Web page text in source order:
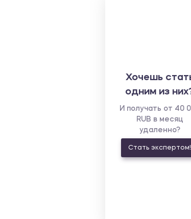
Хочешь
одним из
И получать от 40
RUB в месяц
удаленно?
Стать экспертом!